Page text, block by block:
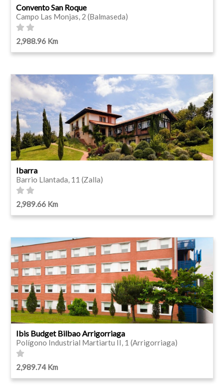
Convento San Roque
Campo Las Monjas, 2 (Balmaseda)
2,988.96 Km
Ibarra
Barrio Llantada, 11 (Zalla)
2,989.66 Km
Ibis Budget Bilbao Arrigorriaga
Polígono Industrial Martiartu II, 1 (Arrigorriaga)
2,989.74 Km